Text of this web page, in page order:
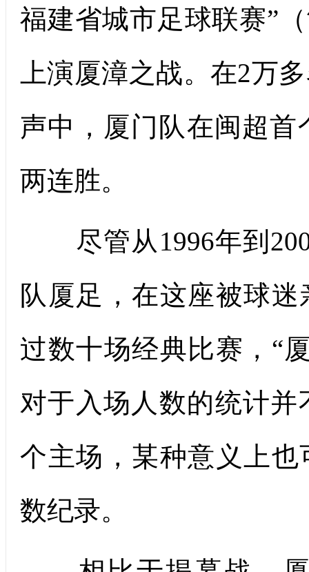
福建省城市足球联赛”
上演厦漳之战。在2万
声中，厦门队在闽超
两连胜。
尽管从1996年到
队厦足，在这座被球
过数十场经典比赛，“
对于入场人数的统计
个主场，某种意义上也
数纪录。